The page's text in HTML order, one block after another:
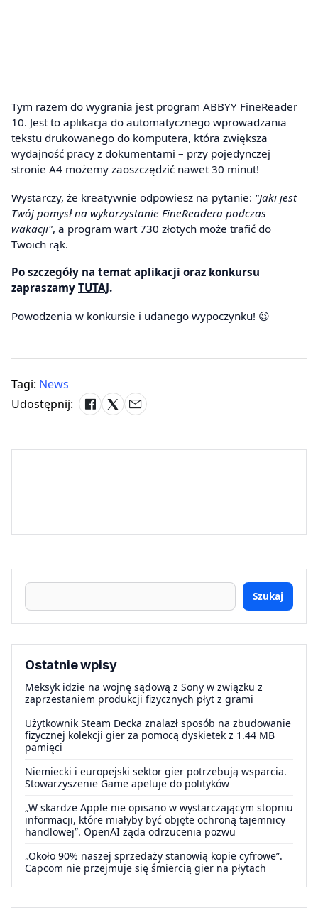
Tym razem do wygrania jest program ABBYY FineReader
10. Jest to aplikacja do automatycznego wprowadzania
tekstu drukowanego do komputera, która zwiększa
wydajność pracy z dokumentami – przy pojedynczej
stronie A4 możemy zaoszczędzić nawet 30 minut!
Wystarczy, że kreatywnie odpowiesz na pytanie: "Jaki jest
Twój pomysł na wykorzystanie FineReadera podczas
wakacji", a program wart 730 złotych może trafić do
Twoich rąk.
Po szczegóły na temat aplikacji oraz konkursu
zapraszamy TUTAJ.
Powodzenia w konkursie i udanego wypoczynku! 😉
Tagi: News
Udostępnij:
Szukaj
Ostatnie wpisy
Meksyk idzie na wojnę sądową z Sony w związku z
zaprzestaniem produkcji fizycznych płyt z grami
Użytkownik Steam Decka znalazł sposób na zbudowanie
fizycznej kolekcji gier za pomocą dyskietek z 1.44 MB
pamięci
Niemiecki i europejski sektor gier potrzebują wsparcia.
Stowarzyszenie Game apeluje do polityków
„W skardze Apple nie opisano w wystarczającym stopniu
informacji, które miałyby być objęte ochroną tajemnicy
handlowej”. OpenAI żąda odrzucenia pozwu
„Około 90% naszej sprzedaży stanowią kopie cyfrowe”.
Capcom nie przejmuje się śmiercią gier na płytach